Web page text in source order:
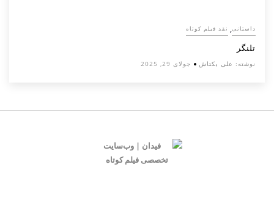
داستانی, نقد فیلم کوتاه
تلنگر
نوشته: علی بکتاش جولای 29, 2025